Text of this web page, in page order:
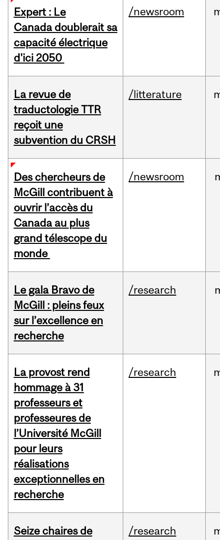
Expert : Le
Canada doublerait sa
capacité électrique
d'ici 2050
/newsroom
La revue de
traductologie TTR
reçoit une
subvention du CRSH
/litterature
Des chercheurs de
McGill contribuent à
ouvrir l’accès du
Canada au plus
grand télescope du
monde
/newsroom
Le gala Bravo de
McGill : pleins feux
sur l’excellence en
recherche
/research
La provost rend
hommage à 31
professeurs et
professeures de
l’Université McGill
pour leurs
réalisations
exceptionnelles en
recherche
/research
Seize chaires de
/research